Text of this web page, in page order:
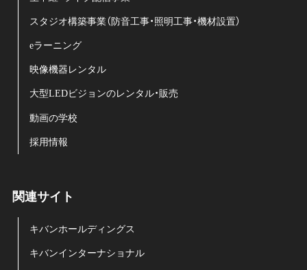
スタジオ構築事業（防音工事・照明工事・機材設置）
eラーニング
映像機器レンタル
大型LEDビジョンのレンタル・販売
動画の学校
採用情報
関連サイト
キバンホールディングス
キバンインターナショナル